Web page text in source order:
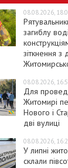
08.08.2026,
загиблу
зіткнення
08.08.2026,
Для
Житомирі
Нового і
дві вулиці
08.08.2026,
У липні
склали